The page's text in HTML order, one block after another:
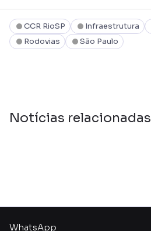
CCR RioSP Infraestrutura
Rodovias
São Paulo
Notícias relacionadas
WhatsApp